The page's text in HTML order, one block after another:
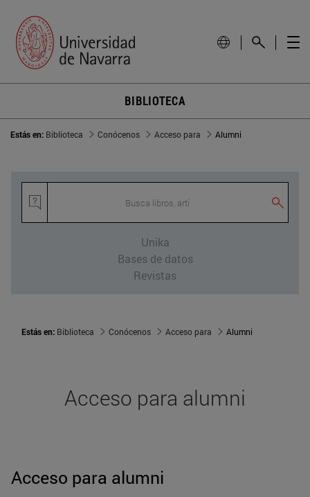
BIBLIOTECA
Estás en: Biblioteca Conócenos Acceso para Alumni
Busca libros, artícu
Unika
Bases de datos
Revistas
Estás en: Biblioteca Conócenos Acceso para Alumni
Acceso para alumni
Acceso para alumni